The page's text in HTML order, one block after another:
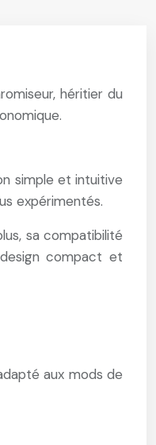
héritier du
simple et intuitive
expérimentés.
sa compatibilité
compact et
aux mods de